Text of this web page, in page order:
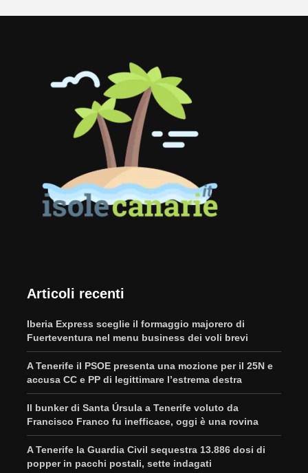
Articoli recenti
Iberia Express sceglie il formaggio majorero di
Fuerteventura nel menu business dei voli brevi
A Tenerife il PSOE presenta una mozione per il 25N e
accusa CC e PP di legittimare l’estrema destra
Il bunker di Santa Úrsula a Tenerife voluto da
Francisco Franco fu inefficace, oggi è una rovina
A Tenerife la Guardia Civil sequestra 13.886 dosi di
popper in pacchi postali, sette indagati